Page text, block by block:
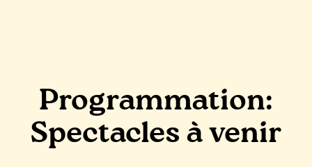
Programmation:
Spectacles à venir